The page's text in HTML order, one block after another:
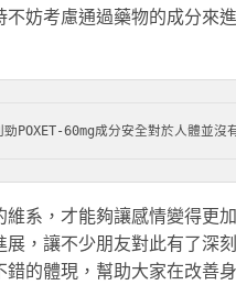
妨考慮通過藥物的成分來
POXET-60mg成分安全對於人體並
系，才能夠讓感情變得更
，讓不少朋友對此有了深
的體現，幫助大家在改善